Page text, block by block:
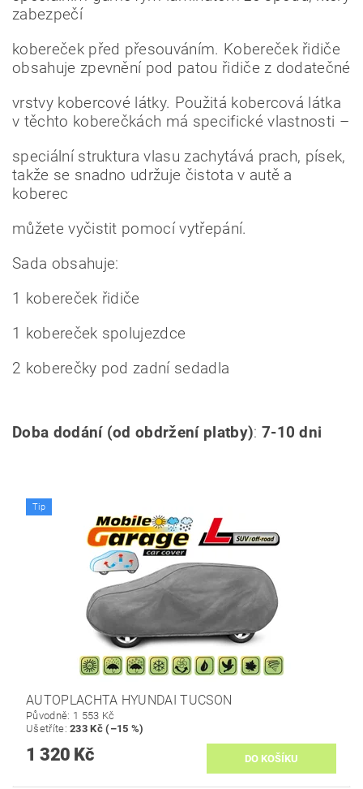
zabezpečí
kobereček před přesouváním. Kobereček řidiče
obsahuje zpevnění pod patou řidiče z dodatečné
vrstvy kobercové látky. Použitá kobercová látka
v těchto koberečkách má specifické vlastnosti –
speciální struktura vlasu zachytává prach, písek,
takže se snadno udržuje čistota v autě a
koberec
můžete vyčistit pomocí vytřepání.
Sada obsahuje:
1 kobereček řidiče
1 kobereček spolujezdce
2 koberečky pod zadní sedadla
Doba dodání (od obdržení platby): 7-10 dni
Tip
AUTOPLACHTA HYUNDAI TUCSON
Původně: 1 553 Kč
Ušetříte:233 Kč (–15 %)
1 320 Kč